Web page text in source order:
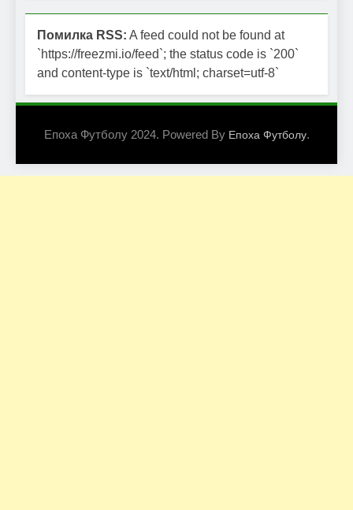
Помилка RSS: A feed could not be found at
`https://freezmi.io/feed`; the status code is `200`
and content-type is `text/html; charset=utf-8`
Епоха Футболу 2024. Powered By Епоха Футболу.